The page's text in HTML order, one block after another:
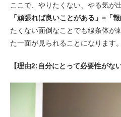
ここで、やりたくない、やる気が
「頑張れば良いことがある」=「報
たくない面倒なことでも線条体が
た一面が見られることになります。
【理由2:自分にとって必要性がない